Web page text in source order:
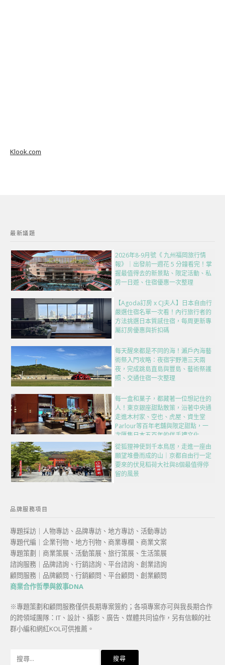
Klook.com
最新議題
2026年8-9月號《 九州福岡旅行情
報》｜出發前一週花 5 分鐘看完！掌
握最值得去的新景點、限定活動、私
房一日遊、住宿優惠一次整理
【Agoda訂房 x CJ夫人】日本自由行
嚴選住宿名單一次看！內行旅行者的
方法挑選日本質感住宿，每周更新專
屬訂房優惠與折扣碼
每天醒來都是不同的海！瀨戶內海藝
術祭入門攻略：夜宿宇野港三天兩
夜，完成跳島直島與豐島、藝術祭護
照、交通住宿一次整理
每一盒和菓子，都藏著一位想記住的
人！東京銀座甜點散策，沿著中央通
走進木村家、空也、虎屋、資生堂
Parlour等百年老舖與限定甜點，一
次匯集日本五百年的伴手禮文化
從狐狸神使到千本鳥居，走進一座由
願望堆疊而成的山｜京都自由行一定
要來的伏見稻荷大社與8個最值得停
留的風景
品牌服務項目
專題採訪｜人物專訪、品牌專訪、地方專訪、活動專訪
專題代編｜企業刊物、地方刊物、商業專欄、商業文案
專題策劃｜商業策展、活動策展、旅行策展、生活策展
諮詢服務｜品牌諮詢、行銷諮詢、平台諮詢、創業諮詢
顧問服務｜品牌顧問、行銷顧問、平台顧問、創業顧問
商業合作哲學與敘事DNA
※專題策劃和顧問服務僅供長期專案簽約；各項專案亦可與我長期合作
的跨領域團隊：IT、設計、攝影、廣告、媒體共同協作，另有信賴的社
群小編和網紅KOL可供推薦。